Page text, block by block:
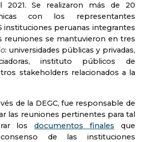
2021. Se realizaron más de 20
con los representantes
instituciones peruanas integrantes
reuniones se mantuvieron en tres
: universidades públicas y privadas,
instituto públicos de
stakeholders relacionados a la
de la DEGC, fue responsable de
las reuniones pertinentes para tal
losdocumentos finales que
de las instituciones